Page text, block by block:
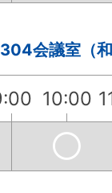
会議室（和
10:00